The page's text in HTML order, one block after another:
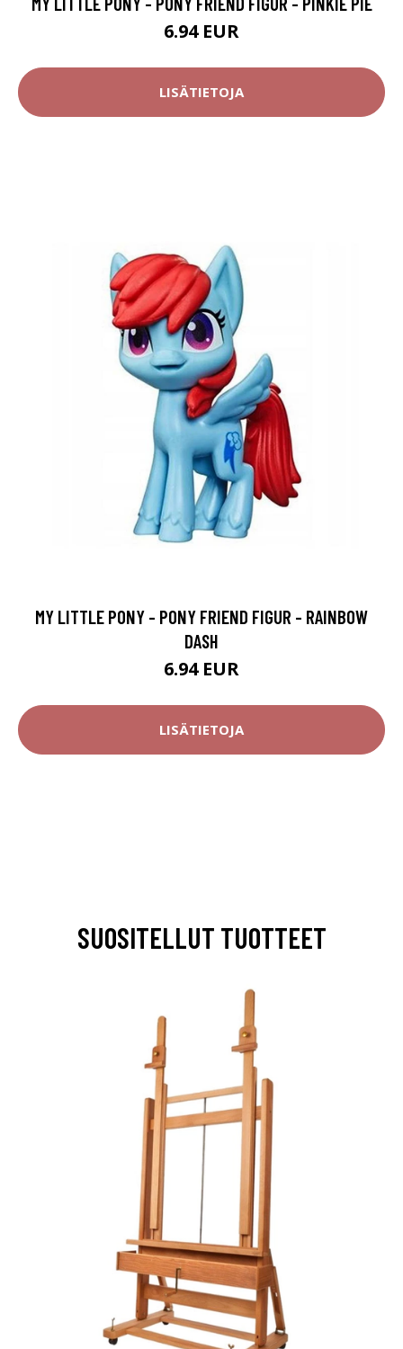
6.94 EUR
LISÄTIETOJA
MY LITTLE PONY - PONY FRIEND FIGUR - RAINBOW
DASH
6.94 EUR
LISÄTIETOJA
SUOSITELLUT TUOTTEET